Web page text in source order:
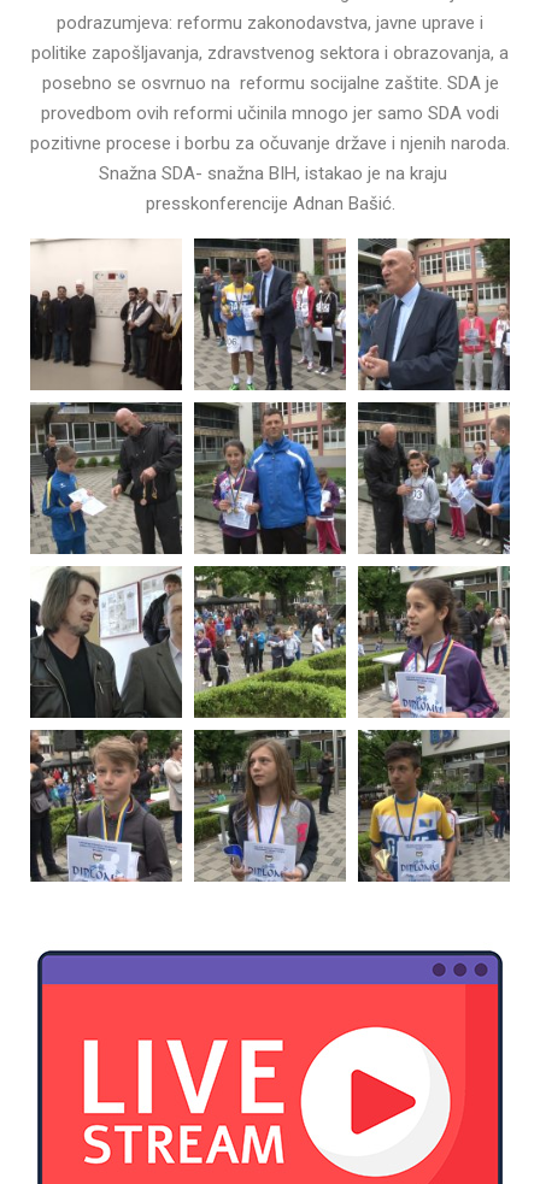
podrazumjeva: reformu zakonodavstva, javne uprave i
politike zapošljavanja, zdravstvenog sektora i obrazovanja, a
posebno se osvrnuo na reformu socijalne zaštite. SDA je
provedbom ovih reformi učinila mnogo jer samo SDA vodi
pozitivne procese i borbu za očuvanje države i njenih naroda.
Snažna SDA- snažna BIH, istakao je na kraju
presskonferencije Adnan Bašić.